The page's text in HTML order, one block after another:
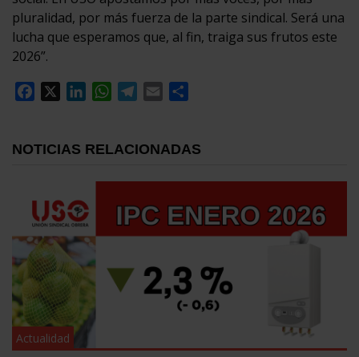
pluralidad, por más fuerza de la parte sindical. Será una
lucha que esperamos que, al fin, traiga sus frutos este
2026”.
Facebook
LinkedInWhatsApp
Telegram
Email
NOTICIAS RELACIONADAS
Actualidad